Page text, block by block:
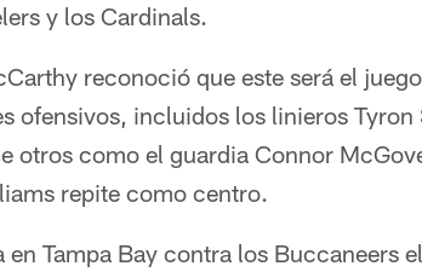
y los Cardinals.
reconoció que este será el
ofensivos, incluidos los linieros
otros como el guardia Connor
repite como centro.
en Tampa Bay contra los Buccaneers